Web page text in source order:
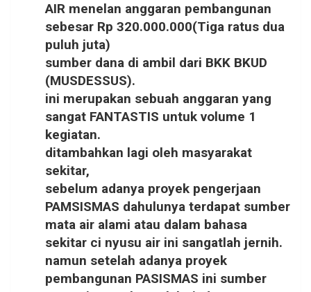
AIR menelan anggaran pembangunan
sebesar Rp 320.000.000(Tiga ratus dua
puluh juta)
sumber dana di ambil dari BKK BKUD
(MUSDESSUS).
ini merupakan sebuah anggaran yang
sangat FANTASTIS untuk volume 1
kegiatan.
ditambahkan lagi oleh masyarakat
sekitar,
sebelum adanya proyek pengerjaan
PAMSISMAS dahulunya terdapat sumber
mata air alami atau dalam bahasa
sekitar ci nyusu air ini sangatlah jernih.
namun setelah adanya proyek
pembangunan PASISMAS ini sumber